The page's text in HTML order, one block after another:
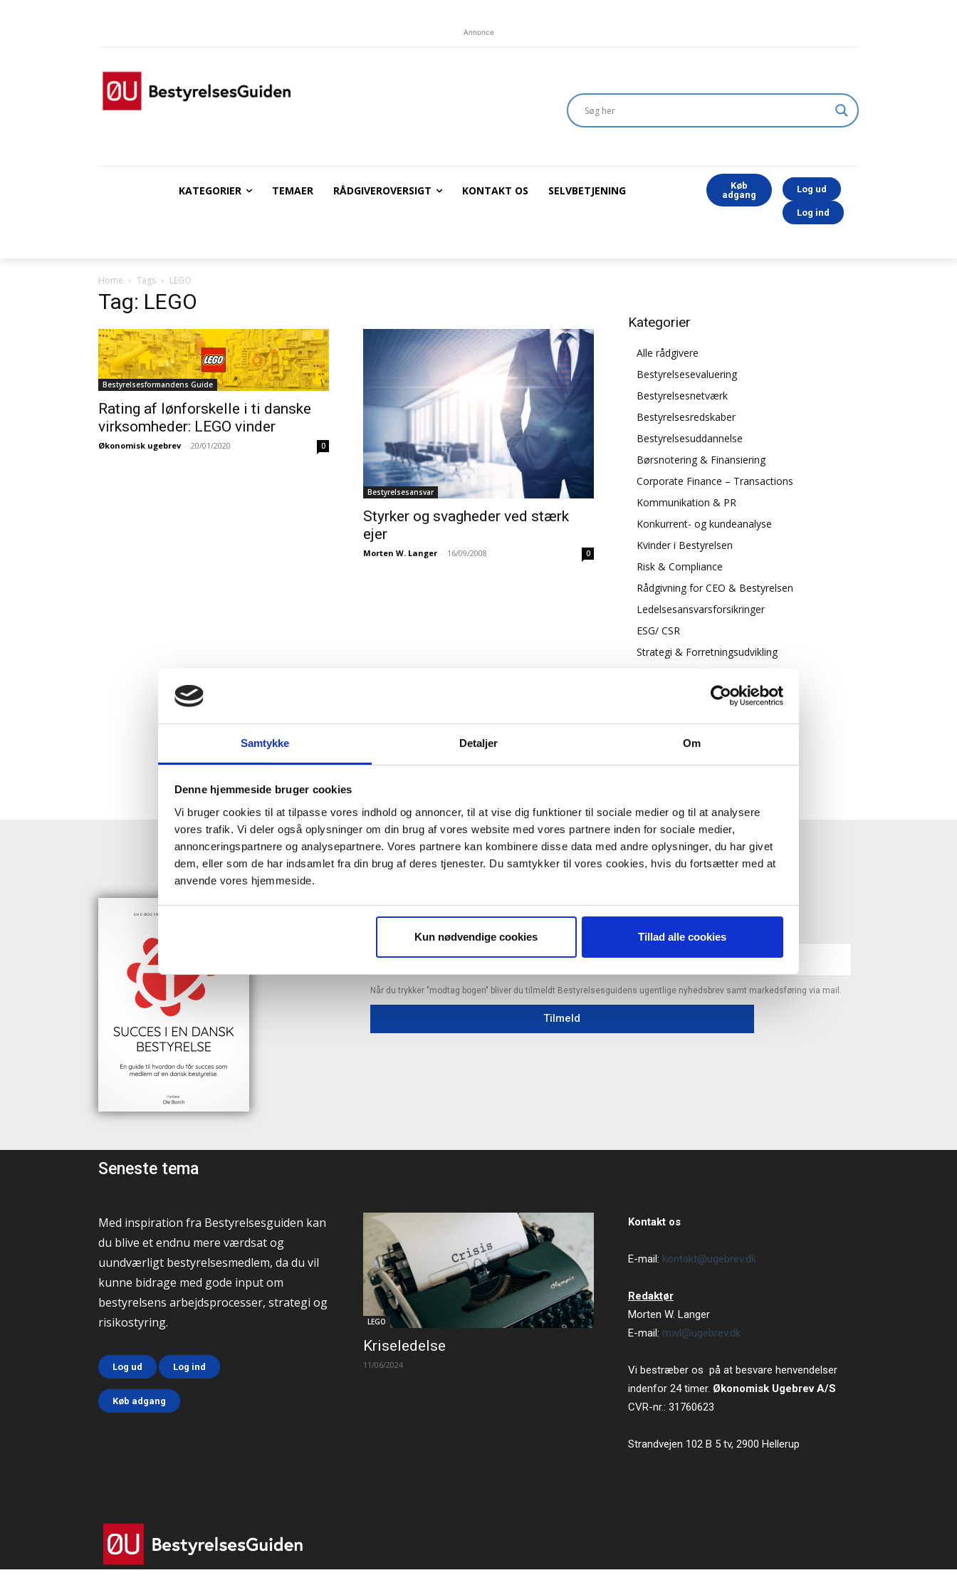
Samtykke Detaljer Om
Denne hjemmeside bruger cookies
Vi bruger cookies til at tilpasse vores indhold og annoncer, til at vise dig funktioner til sociale medier og til at analysere
vores trafik. Vi deler også oplysninger om din brug af vores website med vores partnere inden for sociale medier,
annonceringspartnere og analysepartnere. Vores partnere kan kombinere disse data med andre oplysninger, du har givet
dem, eller som de har indsamlet fra din brug af deres tjenester. Du samtykker til vores cookies, hvis du fortsætter med at
anvende vores hjemmeside.
Kun nødvendige cookies Tillad alle cookies
Annonce
KATEGORIER TEMAER RÅDGIVEROVERSIGT KONTAKT OS SELVBETJENING
Køb
adgang
Log ud
Log ind
Home Tags LEGO
Tag: LEGO
Bestyrelsesformandens Guide
Rating af lønforskelle i ti danske
virksomheder: LEGO vinder
Økonomisk ugebrev - 20/01/2020 0
Bestyrelsesansvar
Styrker og svagheder ved stærk
ejer
Morten W. Langer - 16/09/2008 0
Kategorier
Alle rådgivere
Bestyrelsesevaluering
Bestyrelsesnetværk
Bestyrelsesredskaber
Bestyrelsesuddannelse
Børsnotering & Finansiering
Corporate Finance – Transactions
Kommunikation & PR
Konkurrent- og kundeanalyse
Kvinder i Bestyrelsen
Risk & Compliance
Rådgivning for CEO & Bestyrelsen
Ledelsesansvarsforsikringer
ESG/ CSR
Strategi & Forretningsudvikling
HENT GRATIS E-BOG "SUCCES I EN DANSK BESTYRELSE"
Når du trykker "modtag bogen" bliver du tilmeldt Bestyrelsesguidens ugentlige nyhedsbrev samt markedsføring via mail.
Tilmeld
Seneste tema
Med inspiration fra Bestyrelsesguiden kan
du blive et endnu mere værdsat og
uundværligt bestyrelsesmedlem, da du vil
kunne bidrage med gode input om
bestyrelsens arbejdsprocesser, strategi og
risikostyring.
Log ud Log ind
Køb adgang
LEGO
Kriseledelse
11/06/2024
Kontakt os
E-mail: kontakt@ugebrev.dk
Redaktør
Morten W. Langer
E-mail: mwl@ugebrev.dk
Vi bestræber os på at besvare henvendelser
indenfor 24 timer. Økonomisk Ugebrev A/S
CVR-nr.: 31760623
Strandvejen 102 B 5 tv, 2900 Hellerup